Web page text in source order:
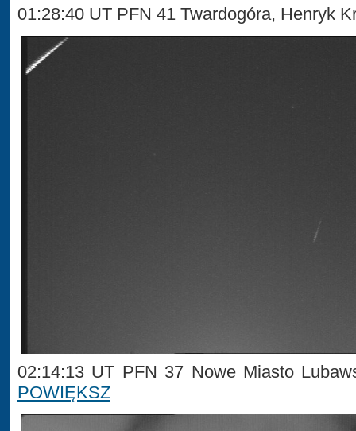
01:28:40 UT PFN 41 Twardogóra, Henryk
02:14:13 UT PFN 37 Nowe Miasto
POWIĘKSZ